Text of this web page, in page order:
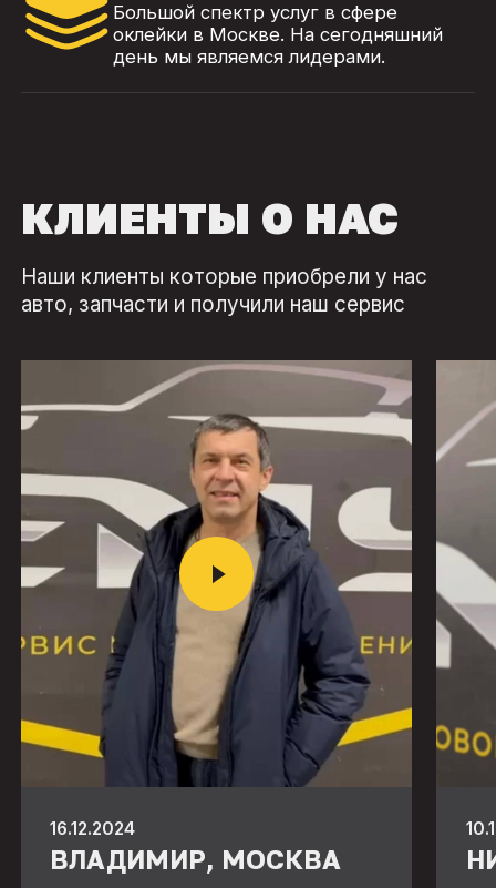
Большой спектр услуг в сфере
оклейки в Москве. На сегодняшний
день мы являемся лидерами.
КЛИЕНТЫ О НАС
Наши клиенты которые приобрели у нас
авто, запчасти и получили наш сервис
16.12.2024
ВЛАДИМИР, МОСКВА